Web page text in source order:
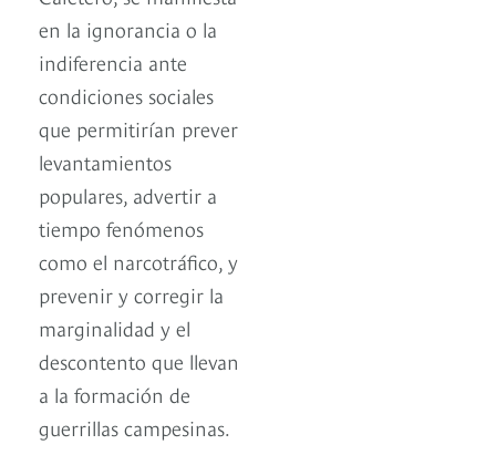
en la ignorancia o la
indiferencia ante
condiciones sociales
que permitirían prever
levantamientos
populares, advertir a
tiempo fenómenos
como el narcotráfico, y
prevenir y corregir la
marginalidad y el
descontento que llevan
a la formación de
guerrillas campesinas.